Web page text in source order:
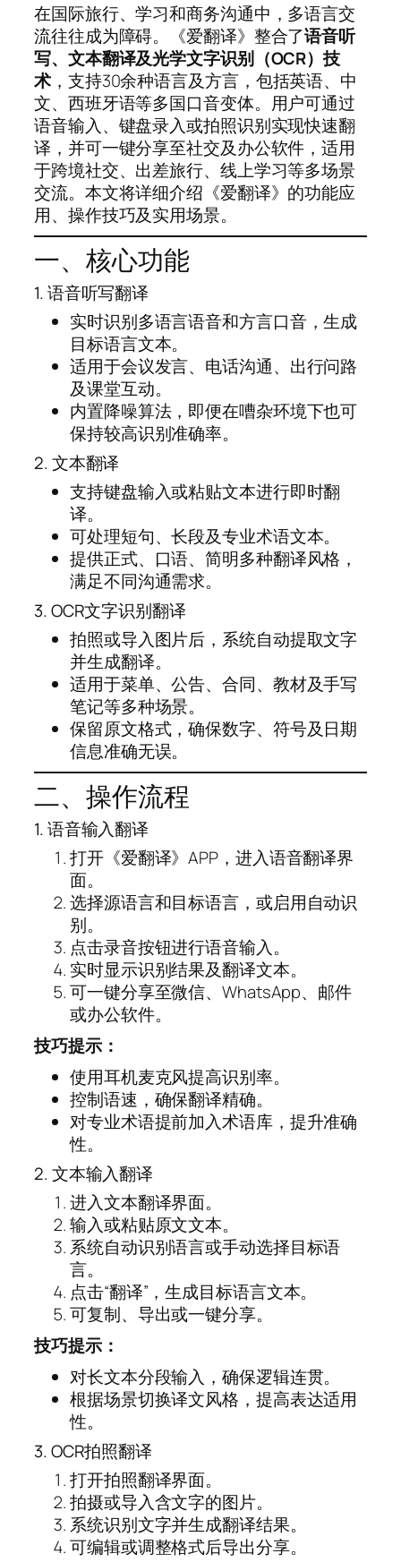
在国际旅行、学习和商务沟通中，多语言交
流往往成为障碍。《爱翻译》整合了语音听
写、文本翻译及光学文字识别（OCR）技
术，支持30余种语言及方言，包括英语、中
文、西班牙语等多国口音变体。用户可通过
语音输入、键盘录入或拍照识别实现快速翻
译，并可一键分享至社交及办公软件，适用
于跨境社交、出差旅行、线上学习等多场景
交流。本文将详细介绍《爱翻译》的功能应
用、操作技巧及实用场景。
一、核心功能
1. 语音听写翻译
实时识别多语言语音和方言口音，生成
目标语言文本。
适用于会议发言、电话沟通、出行问路
及课堂互动。
内置降噪算法，即便在嘈杂环境下也可
保持较高识别准确率。
2. 文本翻译
支持键盘输入或粘贴文本进行即时翻
译。
可处理短句、长段及专业术语文本。
提供正式、口语、简明多种翻译风格，
满足不同沟通需求。
3. OCR文字识别翻译
拍照或导入图片后，系统自动提取文字
并生成翻译。
适用于菜单、公告、合同、教材及手写
笔记等多种场景。
保留原文格式，确保数字、符号及日期
信息准确无误。
二、操作流程
1. 语音输入翻译
打开《爱翻译》APP，进入语音翻译界
面。
选择源语言和目标语言，或启用自动识
别。
点击录音按钮进行语音输入。
实时显示识别结果及翻译文本。
可一键分享至微信、WhatsApp、邮件
或办公软件。
技巧提示：
使用耳机麦克风提高识别率。
控制语速，确保翻译精确。
对专业术语提前加入术语库，提升准确
性。
2. 文本输入翻译
进入文本翻译界面。
输入或粘贴原文文本。
系统自动识别语言或手动选择目标语
言。
点击“翻译”，生成目标语言文本。
可复制、导出或一键分享。
技巧提示：
对长文本分段输入，确保逻辑连贯。
根据场景切换译文风格，提高表达适用
性。
3. OCR拍照翻译
打开拍照翻译界面。
拍摄或导入含文字的图片。
系统识别文字并生成翻译结果。
可编辑或调整格式后导出分享。